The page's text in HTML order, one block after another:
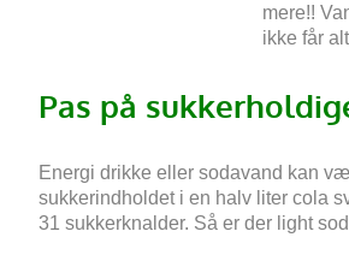
mere!!
ikke får
Pas på
Energi drikke eller sodavand kan
sukkerindholdet i en halv liter cola
31 sukkerknalder. Så er der light